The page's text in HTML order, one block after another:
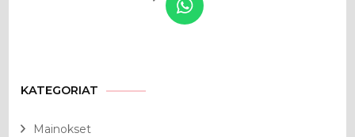
KATEGORIAT
Mainokset